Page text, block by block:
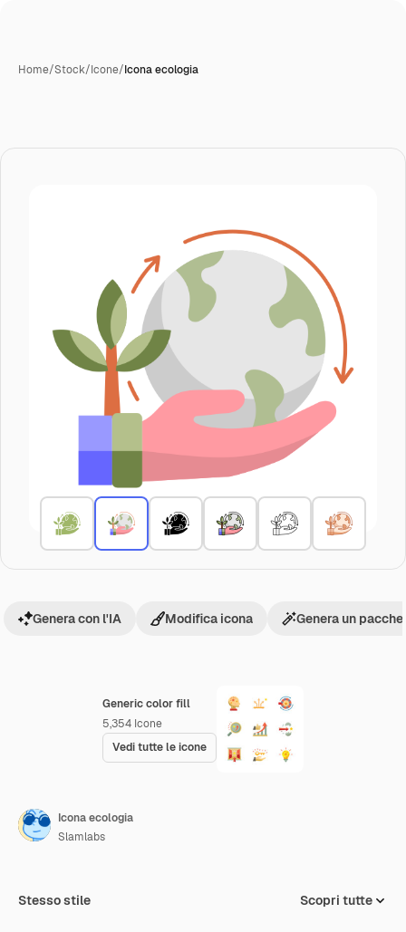
Home/Stock/Icone/Icona ecologia
Generic color fill
5,354 Icone
Vedi tutte le icone
Genera con l'IA Modifica icona Genera un
Icona ecologia
Slamlabs
Stesso stile Scopri tutte